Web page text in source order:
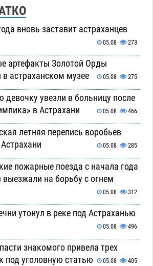
вновь заставит астраханцев
05.08 273
артефакты Золотой Орды
астраханском музее
05.08 275
девочку увезли в больницу после
в Астрахани
05.08 466
летняя перепись воробьев
05.08 285
пожарные поезда с начала года
выезжали на борьбу с огнем
05.08 312
утонул в реке под Астраханью
05.08 496
знакомого привела трех
под уголовную статью
05.08 405